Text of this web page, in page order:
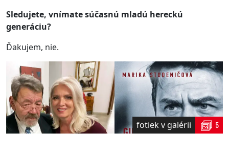
Sledujete, vnímate súčasnú mladú hereckú
generáciu?
Ďakujem, nie.
fotiek v galérii 5